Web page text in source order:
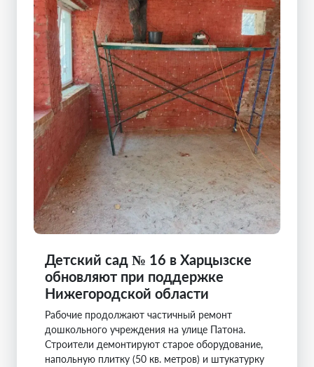
Детский сад № 16 в Харцызске
обновляют при поддержке
Нижегородской области
Рабочие продолжают частичный ремонт
дошкольного учреждения на улице Патона.
Строители демонтируют старое оборудование,
напольную плитку (50 кв. метров) и штукатурку